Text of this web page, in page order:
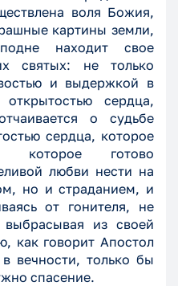
воля Божия,
картины земли,
находит свое
святых: не только
и выдержкой в
сердца,
о судьбе
сердца, которое
которое готово
любви нести на
но и страданием, и
от гонителя, не
из своей
как говорит Апостол
вечности, только бы
спасение.